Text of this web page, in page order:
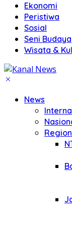
Ekonomi
Peristiwa
Sosial
Seni Budaya
Wisata &
News